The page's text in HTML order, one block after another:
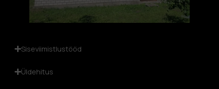
Siseviimistlustööd
Üldehitus